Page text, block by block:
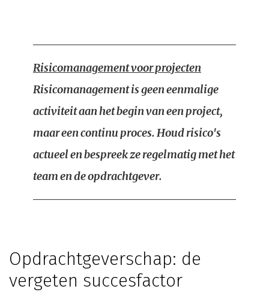
Risicomanagement voor projecten
Risicomanagement is geen eenmalige
activiteit aan het begin van een project,
maar een continu proces. Houd risico's
actueel en bespreek ze regelmatig met het
team en de opdrachtgever.
Opdrachtgeverschap: de
vergeten succesfactor